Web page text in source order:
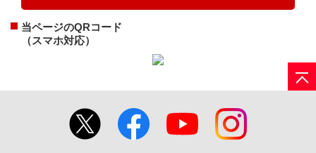
当ページのQRコード
（スマホ対応）